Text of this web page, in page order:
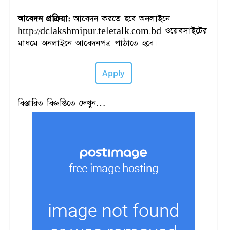
আবেদন প্রক্রিয়া:আবেদন করতে হবে অনলাইনে
http://dclakshmipur.teletalk.com.bd ওয়েবসাইটের
মাধমে অনলাইনে আবেদনপত্র পাঠাতে হবে।
Apply
বিস্তারিত বিজ্ঞপ্তিতে দেখুন…